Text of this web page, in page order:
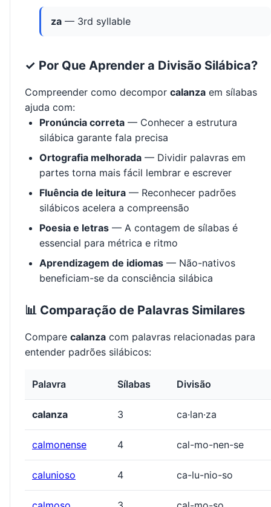
za — 3rd syllable
✓ Por Que Aprender a Divisão Silábica?
Compreender como decompor calanza em sílabas
ajuda com:
Pronúncia correta — Conhecer a estrutura
silábica garante fala precisa
Ortografia melhorada — Dividir palavras em
partes torna mais fácil lembrar e escrever
Fluência de leitura — Reconhecer padrões
silábicos acelera a compreensão
Poesia e letras — A contagem de sílabas é
essencial para métrica e ritmo
Aprendizagem de idiomas — Não-nativos
beneficiam-se da consciência silábica
📊 Comparação de Palavras Similares
Compare calanza com palavras relacionadas para
entender padrões silábicos:
Palavra Sílabas Divisão
calanza 3 ca·lan·za
calmonense 4 cal-mo-nen-se
calunioso 4 ca-lu-nio-so